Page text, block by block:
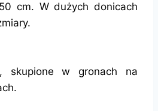
cm. W dużych donicach
skupione w gronach na